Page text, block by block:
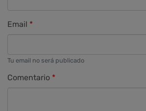
Email
Tu email no será publicado
Comentario